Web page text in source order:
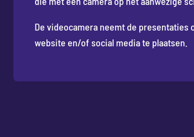
De videocamera neemt de presentaties
website en/of social media te plaatsen.